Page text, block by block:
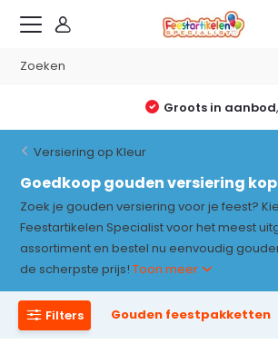
Groots in aanbod, klein
Versiering op Kleur
Goedkoop gouden versiering
Zoek je gouden versiering voor je feest?
Feestartikelen Specialist voor het meest
assortiment en bestel nu eenvoudig
de scherpste prijs!Toon meer
Filters Gouden feestpakketten